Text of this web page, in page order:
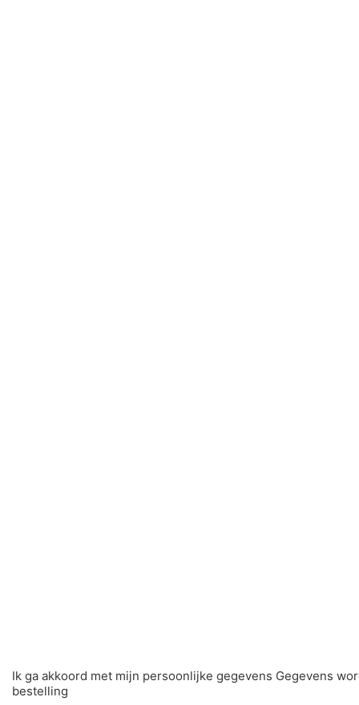
Ik ga akkoord met mijn persoonlijke gegevens Gegevens
bestelling